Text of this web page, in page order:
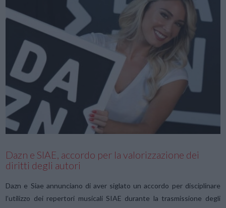
VIEW POST
Dazn e SIAE, accordo per la valorizzazione dei
diritti degli autori
Dazn e Siae annunciano di aver siglato un accordo per disciplinare
l’utilizzo dei repertori musicali SIAE durante la trasmissione degli